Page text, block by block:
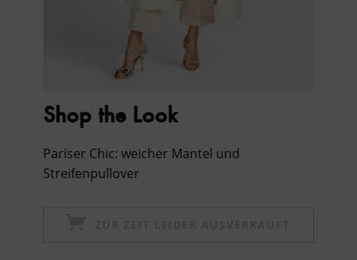
Shop the Look
Pariser Chic: weicher Mantel und
Streifenpullover